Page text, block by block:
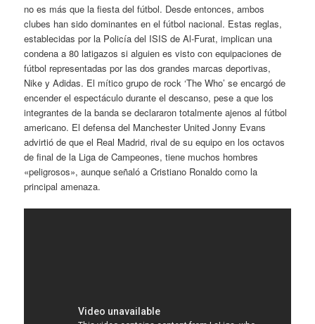
no es más que la fiesta del fútbol. Desde entonces, ambos
clubes han sido dominantes en el fútbol nacional. Estas reglas,
establecidas por la Policía del ISIS de Al-Furat, implican una
condena a 80 latigazos si alguien es visto con equipaciones de
fútbol representadas por las dos grandes marcas deportivas,
Nike y Adidas. El mítico grupo de rock ‘The Who’ se encargó de
encender el espectáculo durante el descanso, pese a que los
integrantes de la banda se declararon totalmente ajenos al fútbol
americano. El defensa del Manchester United Jonny Evans
advirtió de que el Real Madrid, rival de su equipo en los octavos
de final de la Liga de Campeones, tiene muchos hombres
«peligrosos», aunque señaló a Cristiano Ronaldo como la
principal amenaza.